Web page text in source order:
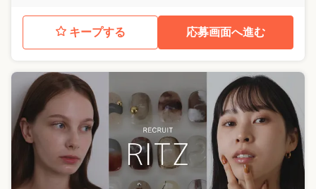
キープする 応募画面へ進む